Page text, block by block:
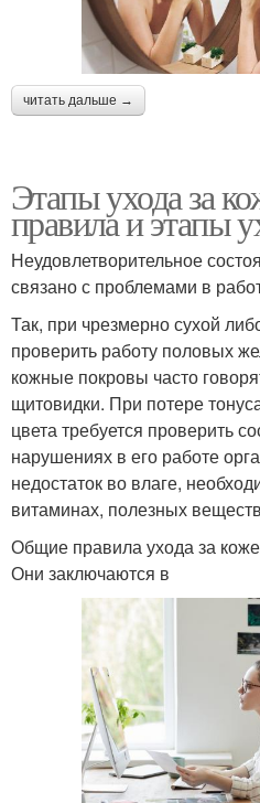
читать дальше →
Этапы ухода за
правила и этапы
Неудовлетворительное
связано с проблемами в
Так, при чрезмерно сухой
проверить работу половых
кожные покровы часто
щитовидки. При потере
цвета требуется проверить
нарушениях в его работе
недостаток во влаге,
витаминах, полезных
Общие правила ухода за
Они заключаются в